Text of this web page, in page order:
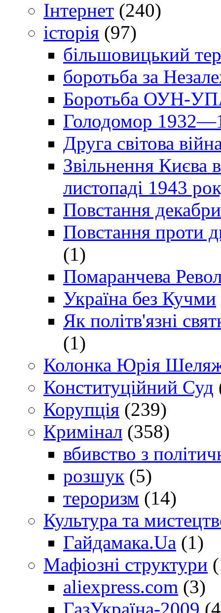
Інтернет (240)
історія (97)
більшовицький
боротьба за
Боротьба ОУН-УПА
Голодомор
Друга світова
Звільнення Києва
листопаді 1943
Повстання
Повстання проти
(1)
Помаранчева
Україна без Кучми
Як політв'язні
(1)
Колонка Юрія
Конституційний Суд
Корупція (239)
Кримінал (358)
вбивство з
розшук (5)
тероризм (14)
Культура та
Гайдамака.Ua (1)
Мафіозні структури
aliexpress.com (3)
ГазУкраїна-2009